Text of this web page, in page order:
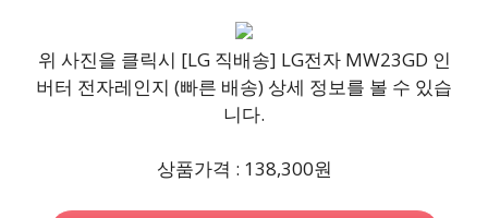
위 사진을 클릭시 [LG 직배송] LG전자 MW23GD 인
버터 전자레인지 (빠른 배송) 상세 정보를 볼 수 있습
니다.
상품가격 : 138,300원